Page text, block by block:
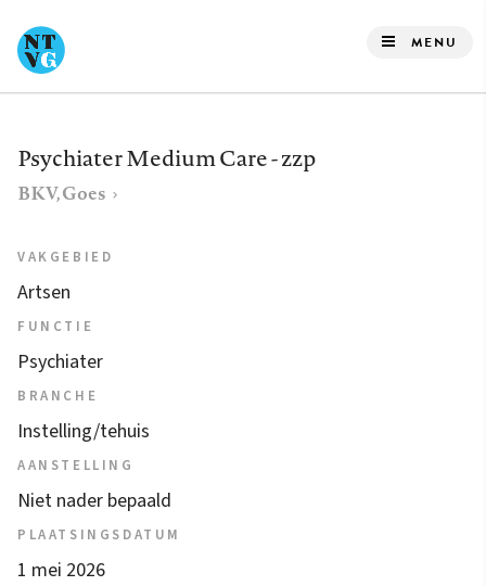
naar
de
gaan
MENU
Psychiater Medium Care - zzp
BKV, Goes
VAKGEBIED
Artsen
FUNCTIE
Psychiater
BRANCHE
Instelling/tehuis
AANSTELLING
Niet nader bepaald
PLAATSINGSDATUM
1 mei 2026